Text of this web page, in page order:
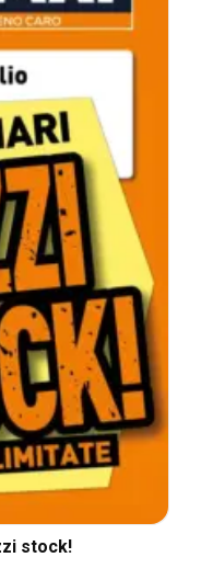
stock!